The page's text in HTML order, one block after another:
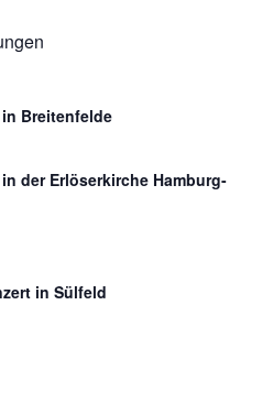
Breitenfelde
der Erlöserkirche Hamburg-
in Sülfeld